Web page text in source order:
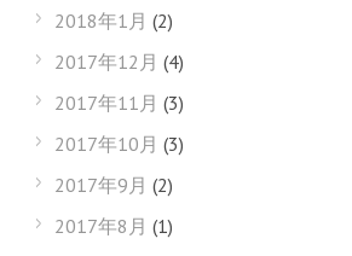
2018年1月 (2)
2017年12月 (4)
2017年11月 (3)
2017年10月 (3)
2017年9月 (2)
2017年8月 (1)